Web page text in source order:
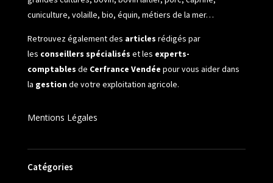
cuniculture, volaille, bio, équin, métiers de la mer…
Retrouvez également des articles rédigés par
les conseillers spécialisés et les experts-
comptables de Cerfrance Vendée pour vous aider dans
la gestionde votre exploitation agricole.
Mentions Légales
Catégories